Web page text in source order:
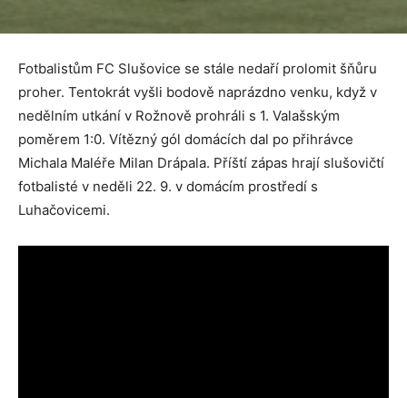
Fotbalistům FC Slušovice se stále nedaří prolomit šňůru
proher. Tentokrát vyšli bodově naprázdno venku, když v
nedělním utkání v Rožnově prohráli s 1. Valašským
poměrem 1:0. Vítězný gól domácích dal po přihrávce
Michala Maléře Milan Drápala. Příští zápas hrají slušovičtí
fotbalisté v neděli 22. 9. v domácím prostředí s
Luhačovicemi.